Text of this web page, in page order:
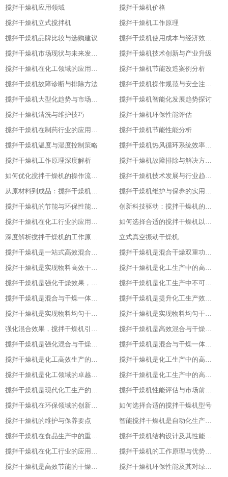
搅拌干燥机应用领域
搅拌干燥机价格
搅拌干燥机立式搅拌机
搅拌干燥机工作原理
搅拌干燥机品牌比较与选购建议
搅拌干燥机使用成本与经济效益分析
搅拌干燥机市场现状与未来发展趋势
搅拌干燥机技术创新与产业升级
搅拌干燥机在化工领域的应用实践
搅拌干燥机节能改造案例分析
搅拌干燥机故障诊断与排除方法
搅拌干燥机操作规范与安全注意事项
搅拌干燥机大型化趋势与市场应用
搅拌干燥机智能化发展趋势探讨
搅拌干燥机清洗与维护技巧
搅拌干燥机环保性能评估
搅拌干燥机在制药行业的应用与优化
搅拌干燥机节能性能分析
搅拌干燥机温度与湿度控制策略
搅拌干燥机热风循环系统效率研究
搅拌干燥机工作原理深度解析
搅拌干燥机故障排除与解决方案大全
如何优化搅拌干燥机的操作流程以提升产品质量
搅拌干燥机技术发展与行业趋势分析
从原材料到成品：搅拌干燥机在食品行业的全流程应用
搅拌干燥机维护与保养的实用指南
搅拌干燥机的节能与环保性能探究
创新科技驱动：搅拌干燥机的智能化升级
搅拌干燥机在化工行业的应用实例
如何选择合适的搅拌干燥机以提高生产效率
深度解析搅拌干燥机的工作原理与应用
立式真空振动干燥机
搅拌干燥机是一站式高效混合与干燥解决方案
搅拌干燥机是混合干燥双重功效，化工生产新助力，提升产品质量
搅拌干燥机是实现物料高效干燥的创新之选，提升产品质量
搅拌干燥机是化工生产中的高效混合与干燥专家，提升产品质量
搅拌干燥机是强化干燥效果，提升产品质量的关键
搅拌干燥机是化工生产中不可或缺的高效工具
搅拌干燥机是混合与干燥一体化的创新解决方案
搅拌干燥机是提升化工生产效率的得力助手
搅拌干燥机是实现物料均匀干燥的专业设备
搅拌干燥机是实现物料均匀干燥的专业设备
强化混合效果，搅拌干燥机引领化工新潮流
搅拌干燥机是高效混合与干燥新标杆
搅拌干燥机是强化混合与干燥效果的理想设备
搅拌干燥机是混合与干燥一体化的高效利器
搅拌干燥机是化工高效生产的得力助手
搅拌干燥机是化工生产中的高效干燥与混合专家
搅拌干燥机是化工领域的卓越干燥利器
搅拌干燥机是化工生产中的高效利器
搅拌干燥机是现代化工生产的得力助手
搅拌干燥机性能评估与市场前景分析
搅拌干燥机在环保领域的创新应用
如何选择合适的搅拌干燥机型号
搅拌干燥机的维护与保养要点
智能搅拌干燥机是自动化生产的新趋势
搅拌干燥机在食品生产中的重要作用
搅拌干燥机结构设计及其性能优化
搅拌干燥机在化工行业的应用实践
搅拌干燥机的工作原理与优势分析
搅拌干燥机是高效节能的干燥新选择
搅拌干燥机环保性能及其对绿色生产的意义